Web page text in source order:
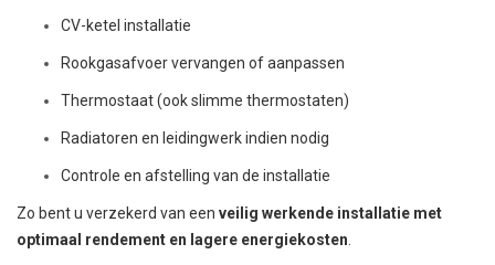
CV-ketel installatie
Rookgasafvoer vervangen of aanpassen
Thermostaat (ook slimme thermostaten)
Radiatoren en leidingwerk indien nodig
Controle en afstelling van de installatie
Zo bent u verzekerd van een veilig werkende installatie met
optimaal rendement en lagere energiekosten